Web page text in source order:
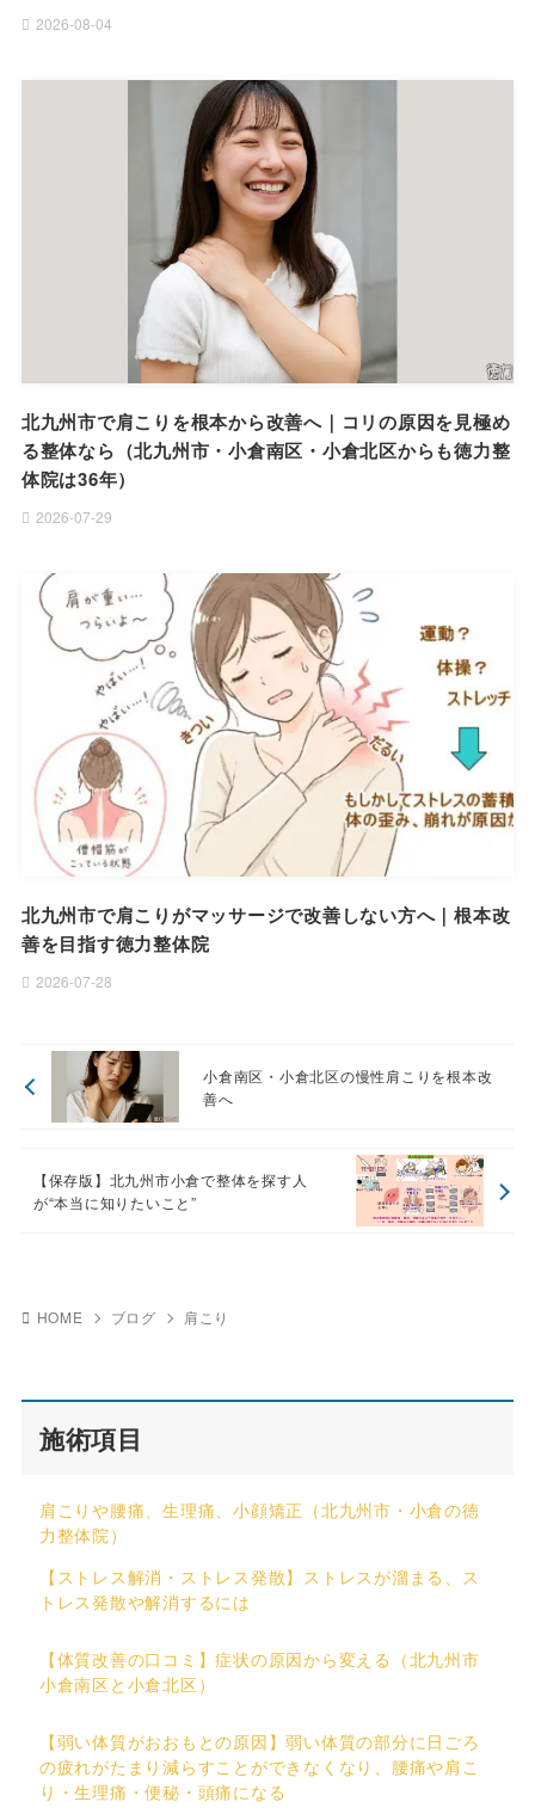
2026-08-04
北九州市で肩こりを根本から改善へ｜コリの原因を見極め
る整体なら（北九州市・小倉南区・小倉北区からも徳力整
体院は36年）
2026-07-29
北九州市で肩こりがマッサージで改善しない方へ｜根本改
善を目指す徳力整体院
2026-07-28
小倉南区・小倉北区の慢性肩こりを根本改
善へ
【保存版】北九州市小倉で整体を探す人
が“本当に知りたいこと”
HOME ブログ 肩こり
施術項目
肩こりや腰痛、生理痛、小顔矯正（北九州市・小倉の徳
力整体院）
【ストレス解消・ストレス発散】ストレスが溜まる、ス
トレス発散や解消するには
【体質改善の口コミ】症状の原因から変える（北九州市
小倉南区と小倉北区）
【弱い体質がおおもとの原因】弱い体質の部分に日ごろ
の疲れがたまり減らすことができなくなり、腰痛や肩こ
り・生理痛・便秘・頭痛になる